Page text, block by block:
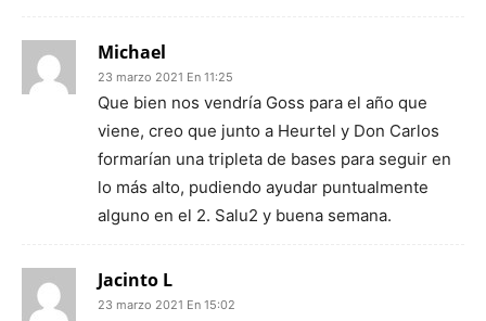
Michael
23 marzo 2021 En 11:25
Que bien nos vendría Goss para el año que
viene, creo que junto a Heurtel y Don Carlos
formarían una tripleta de bases para seguir en
lo más alto, pudiendo ayudar puntualmente
alguno en el 2. Salu2 y buena semana.
Jacinto L
23 marzo 2021 En 15:02